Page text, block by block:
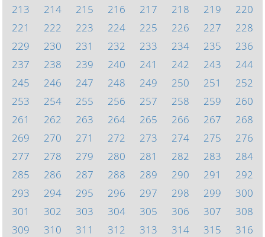
213
214 215 216 217 218 219
220
221
222 223 224 225 226 227
228
229
230 231 232 233 234 235
236
237
238 239 240 241 242 243
244
245
246 247 248 249 250 251
252
253
254 255 256 257 258 259
260
261
262 263 264 265 266 267
268
269
270 271 272 273 274 275
276
277
278 279 280 281 282 283
284
285
286 287 288 289 290 291
292
293
294 295 296 297 298 299
300
301
302 303 304 305 306 307
308
309
310 311 312 313 314 315
316